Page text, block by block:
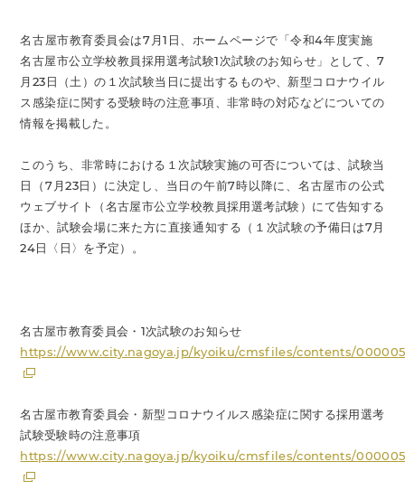
名古屋市教育委員会は7月1日、ホームページで「令和4年度実施
名古屋市公立学校教員採用選考試験1次試験のお知らせ」として、7
月23日（土）の１次試験当日に提出するものや、新型コロナウイル
ス感染症に関する受験時の注意事項、非常時の対応などについての
情報を掲載した。
このうち、非常時における１次試験実施の可否については、試験当
日（7月23日）に決定し、当日の午前7時以降に、名古屋市の公式
ウェブサイト（名古屋市公立学校教員採用選考試験）にて告知する
ほか、試験会場に来た方に直接通知する（１次試験の予備日は7月
24日〈日〉を予定）。
名古屋市教育委員会・1次試験のお知らせ
https://www.city.nagoya.jp/kyoiku/cmsfiles/contents/
名古屋市教育委員会・新型コロナウイルス感染症に関する採用選考
試験受験時の注意事項
https://www.city.nagoya.jp/kyoiku/cmsfiles/contents/